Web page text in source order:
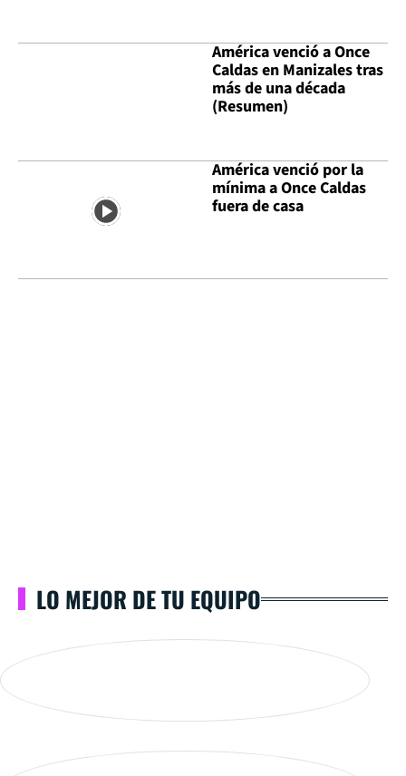
América venció a Once
Caldas en Manizales tras
más de una década
(Resumen)
América venció por la
mínima a Once Caldas
fuera de casa
LO MEJOR DE TU EQUIPO